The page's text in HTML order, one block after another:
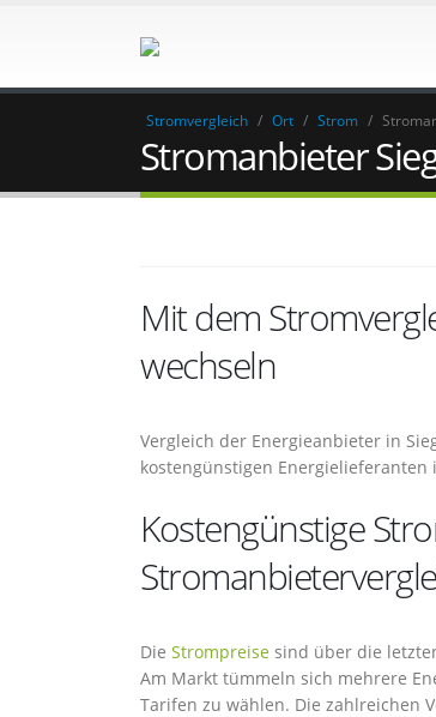
Stromvergleich / Ort / Strom /
Stromanbieter
Mit dem
wechseln
Vergleich der Energieanbieter in
kostengünstigen
Kostengünstige
Die Strompreise sind über die
Am Markt tümmeln sich mehrere
Tarifen zu wählen. Die zahlreichen